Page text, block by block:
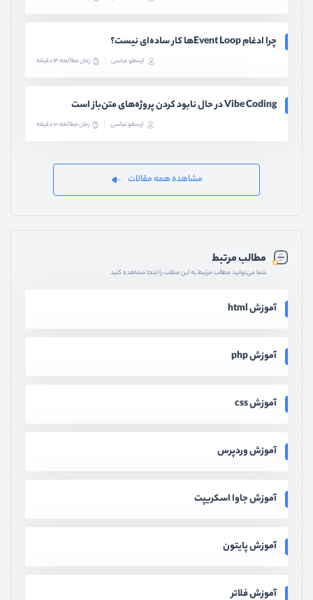
چرا ادغام Event Loopها کار ساده‌ای نیست؟
ارسطو عباسی زمان مطالعه: 14 دقیقه
Vibe Coding در حال نابود کردن پروژه‌های متن‌باز است
ارسطو عباسی زمان مطالعه: 10 دقیقه
مشاهده همه مقالات
مطالب مرتبط
شما می‌توانید مطالب مرتبط به این مطلب را اینجا مشاهده کنید
آموزش html
آموزش php
آموزش css
آموزش وردپرس
آموزش جاوا اسکریپت
آموزش پایتون
آموزش فلاتر